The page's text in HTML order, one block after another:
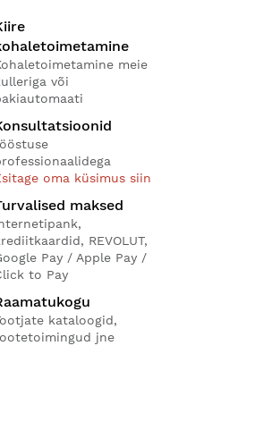
meie
või
oma küsimus siin
maksed
REVOLUT,
Pay / Apple Pay /
to Pay
kataloogid,
jne